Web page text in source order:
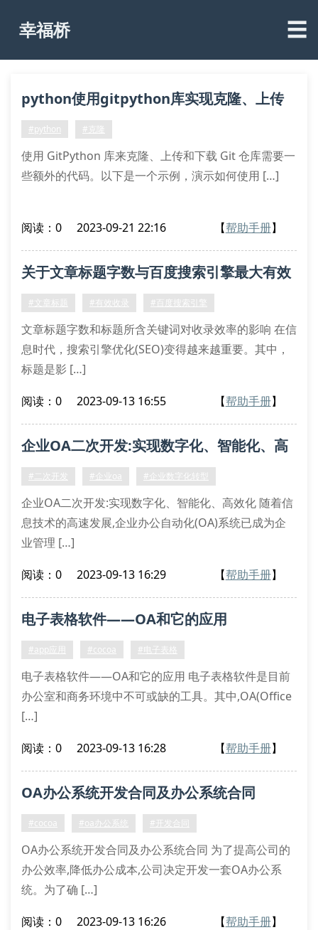
幸福桥 ☰
python使用gitpython库实现克隆、上传
和下载
#python #克隆
使用 GitPython 库来克隆、上传和下载 Git 仓库需要一
些额外的代码。以下是一个示例，演示如何使用 […]
阅读：0 2023-09-21 22:16 【帮助手册】
关于文章标题字数与百度搜索引擎最大有效
收录标题字数的研究与探讨得出的结论旨在
纯粹是为了凑字数让标题更长以便检测测试
效果和分析相关论点
#文章标题 #有效收录 #百度搜索引擎
文章标题字数和标题所含关键词对收录效率的影响 在信
息时代，搜索引擎优化(SEO)变得越来越重要。其中，
标题是影 […]
阅读：0 2023-09-13 16:55 【帮助手册】
企业OA二次开发:实现数字化、智能化、高
效化
#二次开发 #企业oa #企业数字化转型
企业OA二次开发:实现数字化、智能化、高效化 随着信
息技术的高速发展,企业办公自动化(OA)系统已成为企
业管理 […]
阅读：0 2023-09-13 16:29 【帮助手册】
电子表格软件——OA和它的应用
#app应用 #cocoa #电子表格
电子表格软件——OA和它的应用 电子表格软件是目前
办公室和商务环境中不可或缺的工具。其中,OA(Office
[…]
阅读：0 2023-09-13 16:28 【帮助手册】
OA办公系统开发合同及办公系统合同
#cocoa #oa办公系统 #开发合同
OA办公系统开发合同及办公系统合同 为了提高公司的
办公效率,降低办公成本,公司决定开发一套OA办公系
统。为了确 […]
阅读：0 2023-09-13 16:26 【帮助手册】